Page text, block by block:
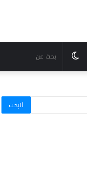
الوضع
البحث